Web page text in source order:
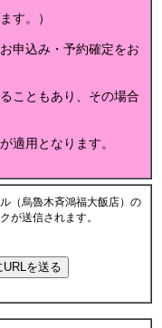
す。）
申込み・予約確定をお
こともあり、その場合
適用となります。
（烏魯木斉鴻福大飯店）の
が送信されます。